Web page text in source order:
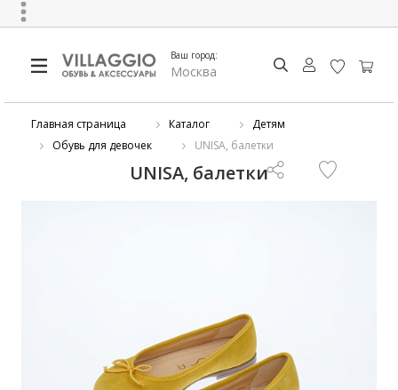
Ваш город:
Москва
Главная страница Каталог
Детям
Обувь для девочек
UNISA, балетки
UNISA, балетки